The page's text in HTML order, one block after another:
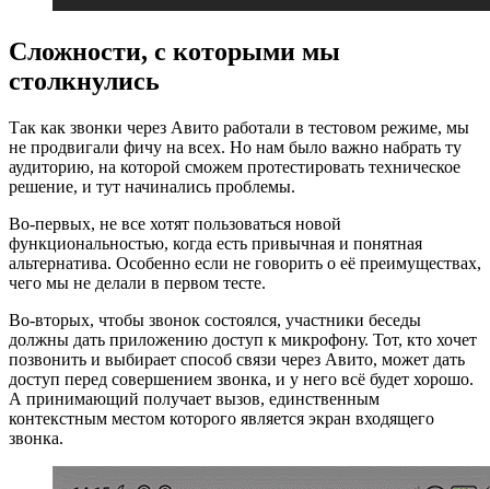
Сложности, с которыми мы
столкнулись
Так как звонки через Авито работали в тестовом режиме, мы
не продвигали фичу на всех. Но нам было важно набрать ту
аудиторию, на которой сможем протестировать техническое
решение, и тут начинались проблемы.
Во-первых, не все хотят пользоваться новой
функциональностью, когда есть привычная и понятная
альтернатива. Особенно если не говорить о её преимуществах,
чего мы не делали в первом тесте.
Во-вторых, чтобы звонок состоялся, участники беседы
должны дать приложению доступ к микрофону. Тот, кто хочет
позвонить и выбирает способ связи через Авито, может дать
доступ перед совершением звонка, и у него всё будет хорошо.
А принимающий получает вызов, единственным
контекстным местом которого является экран входящего
звонка.